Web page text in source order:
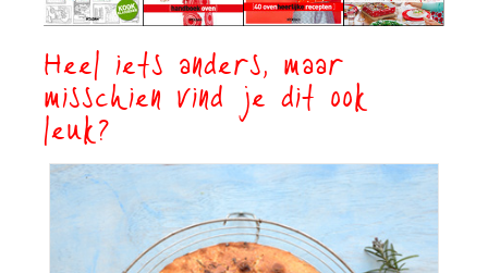
Heel iets anders, maar
misschien vind je dit ook
leuk?